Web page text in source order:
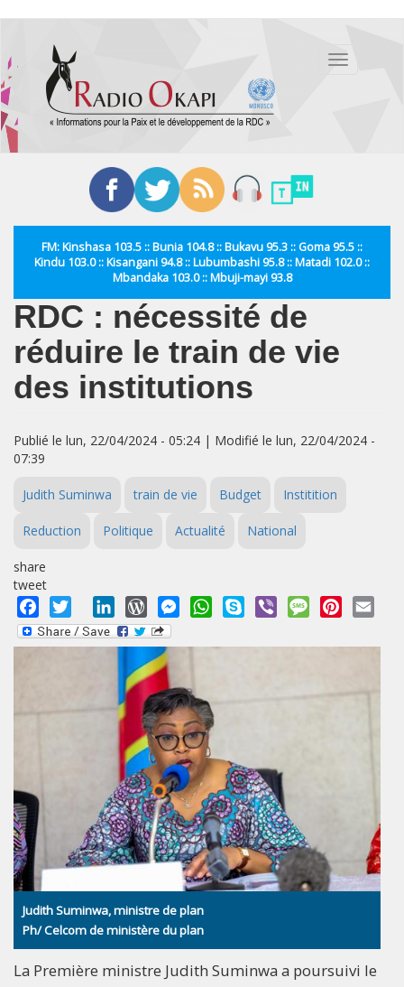
contenu
principal
Toggle
FM: Kinshasa 103.5 :: Bunia 104.8 :: Bukavu 95.3 :: Goma 95.5 ::
Kindu 103.0 :: Kisangani 94.8 :: Lubumbashi 95.8 :: Matadi 102.0 ::
Mbandaka 103.0 :: Mbuji-mayi 93.8
RDC : nécessité de
réduire le train de vie
des institutions
Publié le lun, 22/04/2024 - 05:24 | Modifié le lun, 22/04/2024 -
07:39
Judith Suminwa train de vie Budget Institition
Reduction Politique Actualité National
share
tweet
Facebook
Twitter LinkedInWordPressMessengerWhatsApp
Skype Viber MessagePinterest
Judith Suminwa, ministre de plan
Ph/ Celcom de ministère du plan
La Première ministre Judith Suminwa a poursuivi le